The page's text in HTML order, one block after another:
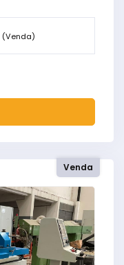
(Venda)
Venda